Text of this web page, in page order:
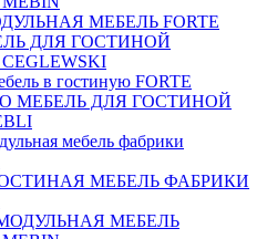
МЕБЕЛЬ FORTE
ДЛЯ ГОСТИНОЙ
в гостиную FORTE
МЕБЕЛЬ ДЛЯ ГОСТИНОЙ
мебель фабрики
МЕБЕЛЬ ФАБРИКИ
МЕБЕЛЬ